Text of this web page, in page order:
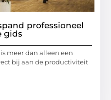
professioneel
gids
meer dan alleen een
bij aan de productiviteit